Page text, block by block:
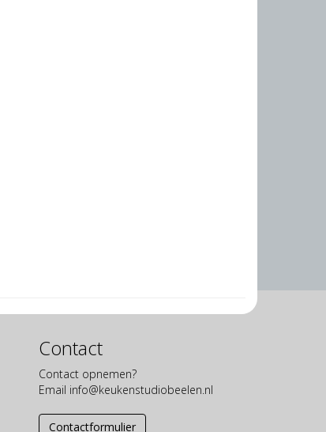
Contact
Contact opnemen?
Email info@keukenstudiobeelen.nl
Contactformulier